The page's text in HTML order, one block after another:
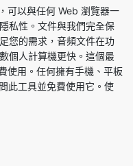
個人計算機更快。這個最
用。任何擁有手機、平板
此工具並免費使用它。使